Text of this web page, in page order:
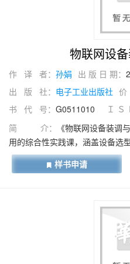
物联网设
作 译 者： 孙娟 出 版 日 期：
出 版 社： 电子工业出版社
书 代 号： G0511010 Ｉ Ｓ
简 介：
《物联网设备装调
用的综合性实践课，涵盖设备选
课程以智能安防、数字校园、智
典型项目为载体，剖析物联网技
生掌握核心知识。如智能安防
试技巧；数字校园项目熟悉校园
等。课程采用"学习引导—活动
价”的完整教学链，通过丰富教
实施过程。同时注重培养团队协
样书申请